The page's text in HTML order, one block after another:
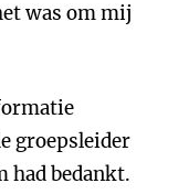
was om mij
groepsleider
had bedankt.